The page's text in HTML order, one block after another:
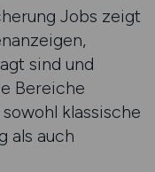
Jobs zeigt
sind und
Bereiche
klassische
als auch